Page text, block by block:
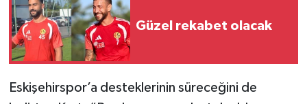
Güzel rekabet olacak
Eskişehirspor’a desteklerinin süreceğini de